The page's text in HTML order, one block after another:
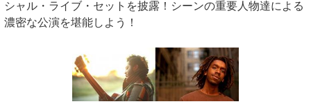
シャル・ライブ・セットを披露！シーンの重要人物達による
濃密な公演を堪能しよう！